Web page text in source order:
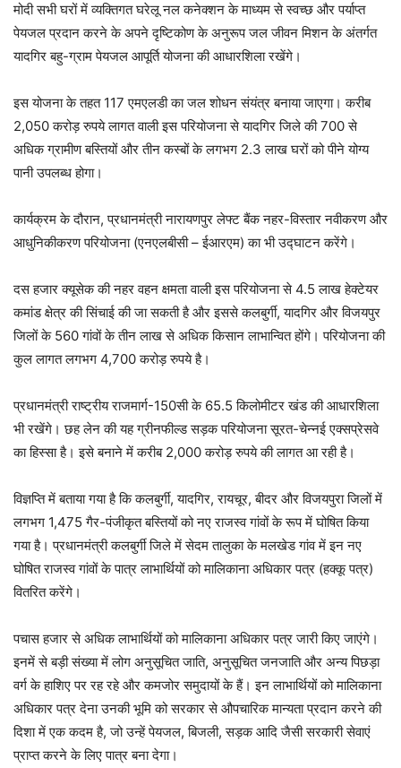
मोदी सभी घरों में व्यक्तिगत घरेलू नल कनेक्शन के माध्यम से स्वच्छ और पर्याप्त
पेयजल प्रदान करने के अपने दृष्टिकोण के अनुरूप जल जीवन मिशन के अंतर्गत
यादगिर बहु-ग्राम पेयजल आपूर्ति योजना की आधारशिला रखेंगे।
इस योजना के तहत 117 एमएलडी का जल शोधन संयंत्र बनाया जाएगा। करीब
2,050 करोड़ रुपये लागत वाली इस परियोजना से यादगिर जिले की 700 से
अधिक ग्रामीण बस्तियों और तीन कस्बों के लगभग 2.3 लाख घरों को पीने योग्य
पानी उपलब्ध होगा।
कार्यक्रम के दौरान, प्रधानमंत्री नारायणपुर लेफ्ट बैंक नहर-विस्तार नवीकरण और
आधुनिकीकरण परियोजना (एनएलबीसी – ईआरएम) का भी उद्घाटन करेंगे।
दस हजार क्यूसेक की नहर वहन क्षमता वाली इस परियोजना से 4.5 लाख हेक्टेयर
कमांड क्षेत्र की सिंचाई की जा सकती है और इससे कलबुर्गी, यादगिर और विजयपुर
जिलों के 560 गांवों के तीन लाख से अधिक किसान लाभान्वित होंगे। परियोजना की
कुल लागत लगभग 4,700 करोड़ रुपये है।
प्रधानमंत्री राष्ट्रीय राजमार्ग-150सी के 65.5 किलोमीटर खंड की आधारशिला
भी रखेंगे। छह लेन की यह ग्रीनफील्ड सड़क परियोजना सूरत-चेन्नई एक्सप्रेसवे
का हिस्सा है। इसे बनाने में करीब 2,000 करोड़ रुपये की लागत आ रही है।
विज्ञप्ति में बताया गया है कि कलबुर्गी, यादगिर, रायचूर, बीदर और विजयपुरा जिलों में
लगभग 1,475 गैर-पंजीकृत बस्तियों को नए राजस्व गांवों के रूप में घोषित किया
गया है। प्रधानमंत्री कलबुर्गी जिले में सेदम तालुका के मलखेड गांव में इन नए
घोषित राजस्व गांवों के पात्र लाभार्थियों को मालिकाना अधिकार पत्र (हक्कू पत्र)
वितरित करेंगे।
पचास हजार से अधिक लाभार्थियों को मालिकाना अधिकार पत्र जारी किए जाएंगे।
इनमें से बड़ी संख्या में लोग अनुसूचित जाति, अनुसूचित जनजाति और अन्य पिछड़ा
वर्ग के हाशिए पर रह रहे और कमजोर समुदायों के हैं। इन लाभार्थियों को मालिकाना
अधिकार पत्र देना उनकी भूमि को सरकार से औपचारिक मान्यता प्रदान करने की
दिशा में एक कदम है, जो उन्हें पेयजल, बिजली, सड़क आदि जैसी सरकारी सेवाएं
प्राप्त करने के लिए पात्र बना देगा।